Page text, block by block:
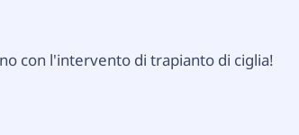
con l'intervento di trapianto di ciglia!